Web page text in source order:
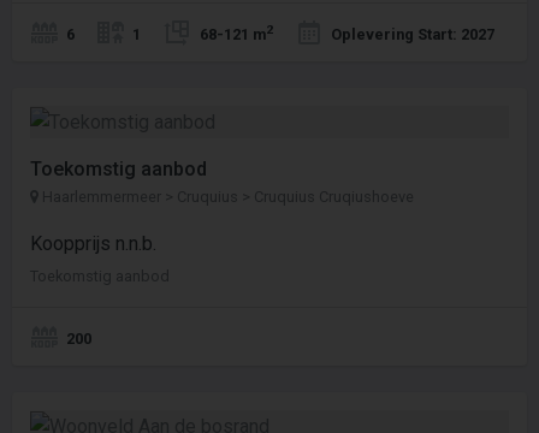
6 1 68-121 m2 Oplevering Start: 2027
Toekomstig aanbod
Haarlemmermeer > Cruquius > Cruquius Cruqiushoeve
Koopprijs n.n.b.
Toekomstig aanbod
200